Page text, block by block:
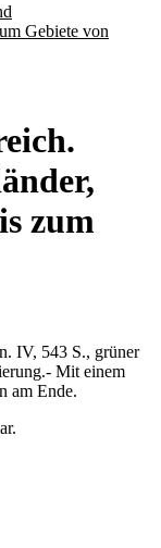
zum
IV, 543 S., grüner
Mit einem
am Ende.